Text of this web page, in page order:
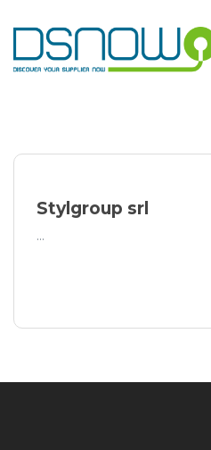
to
content
Stylgroup srl
...